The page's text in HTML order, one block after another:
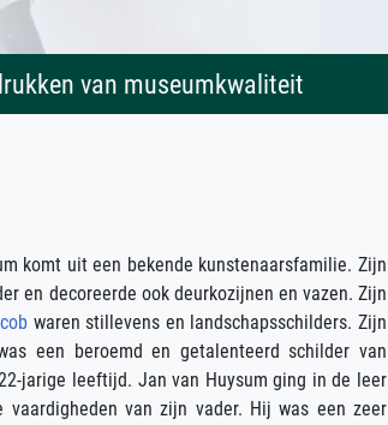
van museumkwaliteit
komt uit een bekende kunstenaarsfamilie. Zijn
en decoreerde ook deurkozijnen en vazen. Zijn
waren stillevens en landschapsschilders. Zijn
een beroemd en getalenteerd schilder van
jarige leeftijd. Jan van Huysum ging in de leer
van zijn vader. Hij was een zeer